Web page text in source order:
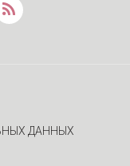
ДАННЫХ